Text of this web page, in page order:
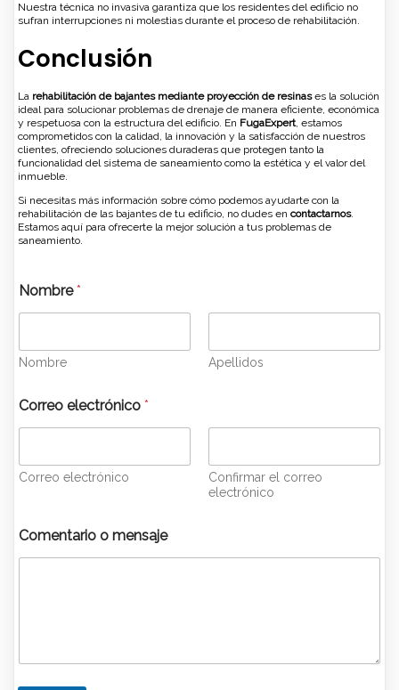
Nuestra técnica no invasiva garantiza que los residentes del edificio no
sufran interrupciones ni molestias durante el proceso de rehabilitación.
Conclusión
La rehabilitación de bajantes mediante proyección de resinases la solución
ideal para solucionar problemas de drenaje de manera eficiente, económica
y respetuosa con la estructura del edificio. En FugaExpert , estamos
comprometidos con la calidad, la innovación y la satisfacción de nuestros
clientes, ofreciendo soluciones duraderas que protegen tanto la
funcionalidad del sistema de saneamiento como la estética y el valor del
inmueble.
Si necesitas más información sobre cómo podemos ayudarte con la
rehabilitación de las bajantes de tu edificio, no dudes en contactarnos.
Estamos aquí para ofrecerte la mejor solución a tus problemas de
saneamiento.
Nombre*
Nombre Apellidos
Correo electrónico *
Correo electrónico
Confirmar el correo
electrónico
*
o
Comentario o mensaje